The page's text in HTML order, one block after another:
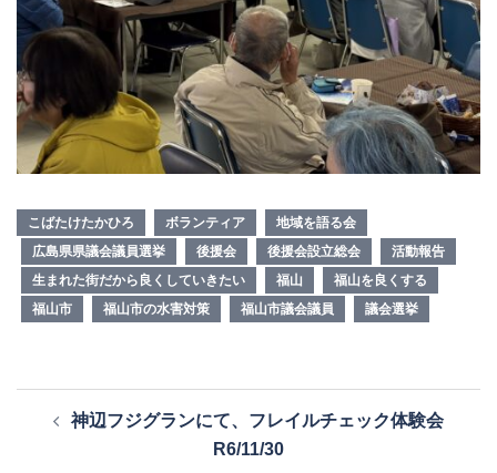
こばたけたかひろ ボランティア
地域を語る会
広島県県議会議員選挙
後援会 後援会設立総会
活動報告
生まれた街だから良くしていきたい
福山
福山を良くする
福山市
福山市の水害対策 福山市議会議員 議会選挙
神辺フジグランにて、フレイルチェック体験会
R6/11/30